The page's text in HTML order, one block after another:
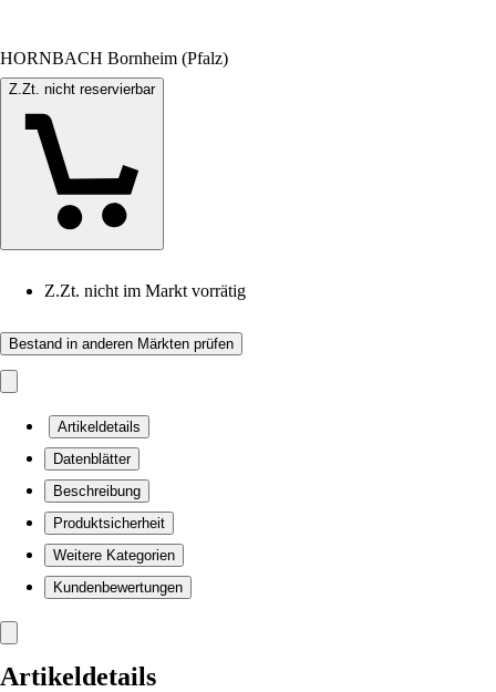
HORNBACH Bornheim (Pfalz)
Z.Zt. nicht reservierbar
Z.Zt. nicht im Markt vorrätig
Bestand in anderen Märkten prüfen
Artikeldetails
Datenblätter
Beschreibung
Produktsicherheit
Weitere Kategorien
Kundenbewertungen
Artikeldetails